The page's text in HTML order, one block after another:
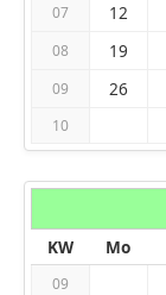
07 12
08 19
09 26
10
KW
Mo
09